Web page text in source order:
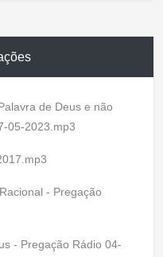
de Deus e não
05-2023.mp3
- Pregação
- Pregação Rádio 04-